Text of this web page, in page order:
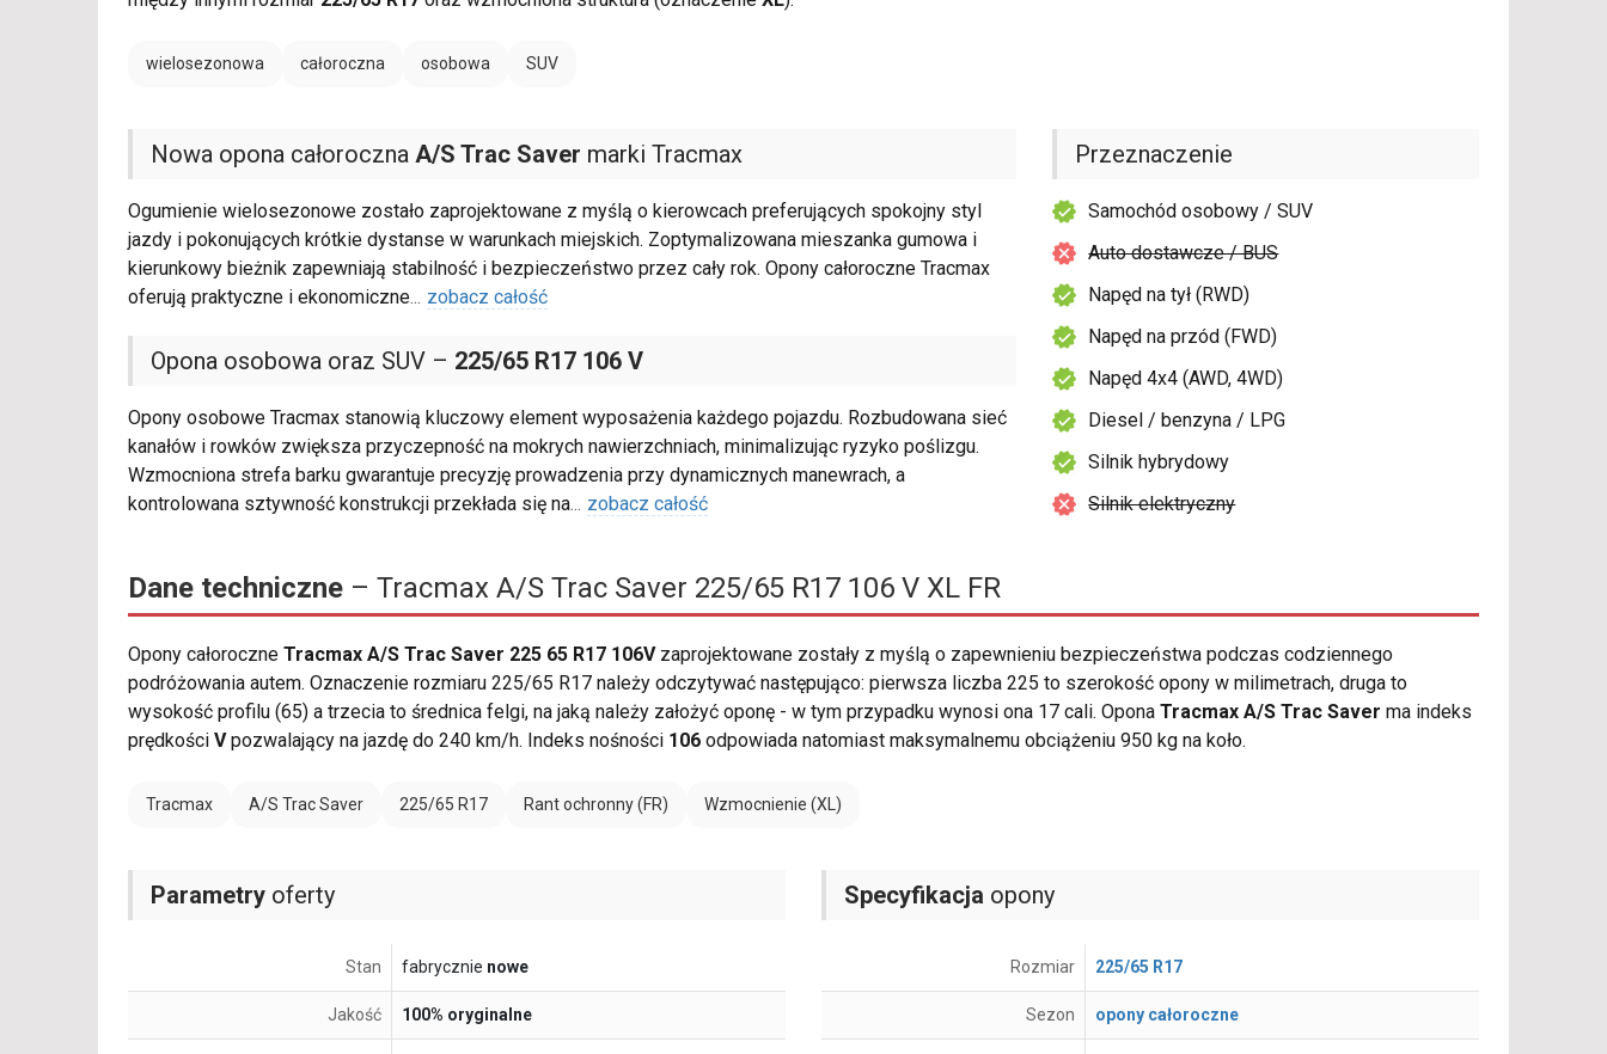
wielosezonowa całoroczna osobowa SUV
Nowa opona całoroczna A/S Trac Saver marki Tracmax
Ogumienie wielosezonowe zostało zaprojektowane z myślą o kierowcach preferujących spokojny styl
jazdy i pokonujących krótkie dystanse w warunkach miejskich. Zoptymalizowana mieszanka gumowa i
kierunkowy bieżnik zapewniają stabilność i bezpieczeństwo przez cały rok. Opony całoroczne Tracmax
oferują praktyczne i ekonomiczne... zobacz całość
Opona osobowa oraz SUV – 225/65 R17 106 V
Opony osobowe Tracmax stanowią kluczowy element wyposażenia każdego pojazdu. Rozbudowana sieć
kanałów i rowków zwiększa przyczepność na mokrych nawierzchniach, minimalizując ryzyko poślizgu.
Wzmocniona strefa barku gwarantuje precyzję prowadzenia przy dynamicznych manewrach, a
kontrolowana sztywność konstrukcji przekłada się na... zobacz całość
Przeznaczenie
Samochód osobowy / SUV
Auto dostawcze / BUS
Napęd na tył (RWD)
Napęd na przód (FWD)
Napęd 4x4 (AWD, 4WD)
Diesel / benzyna / LPG
Silnik hybrydowy
Silnik elektryczny
Dane techniczne – Tracmax A/S Trac Saver 225/65 R17 106 V XL FR
Opony całoroczne Tracmax A/S Trac Saver 225 65 R17 106Vzaprojektowane zostały z myślą o zapewnieniu bezpieczeństwa podczas codziennego
podróżowania autem. Oznaczenie rozmiaru 225/65 R17 należy odczytywać następująco: pierwsza liczba 225 to szerokość opony w milimetrach, druga to
wysokość profilu (65) a trzecia to średnica felgi, na jaką należy założyć oponę - w tym przypadku wynosi ona 17 cali. Opona Tracmax A/S Trac Saver ma indeks
prędkości Vpozwalający na jazdę do 240 km/h. Indeks nośności 106 odpowiada natomiast maksymalnemu obciążeniu 950 kg na koło.
Tracmax A/S Trac Saver 225/65 R17 Rant ochronny (FR) Wzmocnienie (XL)
Parametry oferty
Stan fabrycznie nowe
Jakość 100% oryginalne
Specyfikacja opony
Rozmiar 225/65 R17
Sezon opony całoroczne